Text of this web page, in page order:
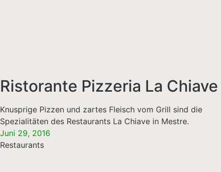
Ristorante Pizzeria La Chiave
Knusprige Pizzen und zartes Fleisch vom Grill sind die
Spezialitäten des Restaurants La Chiave in Mestre.
Juni 29, 2016
Restaurants